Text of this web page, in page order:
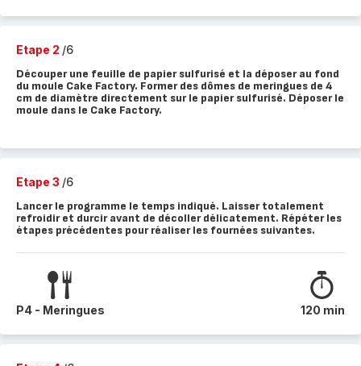
Etape 2 /6
Découper une feuille de papier sulfurisé et la déposer au fond
du moule Cake Factory. Former des dômes de meringues de 4
cm de diamètre directement sur le papier sulfurisé. Déposer le
moule dans le Cake Factory.
Etape 3 /6
Lancer le programme le temps indiqué. Laisser totalement
refroidir et durcir avant de décoller délicatement. Répéter les
étapes précédentes pour réaliser les fournées suivantes.
P4 - Meringues 120 min